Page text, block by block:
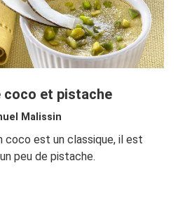
coco et pistache
Malissin
coco est un classique, il est
peu de pistache.